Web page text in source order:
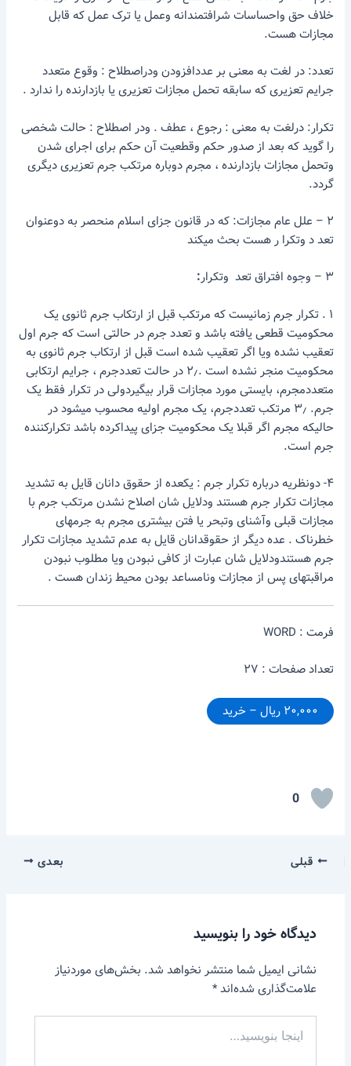
خلاف حق واحساسات شرافتمندانه وعمل یا ترک عمل که قابل
مجازات هست.
تعدد: در لغت به معنی بر عددافزودن ودراصطلاح : وقوع متعدد
جرایم تعزیری که سابقه تحمل مجازات تعزیری یا بازدارنده را ندارد .
تکرار: درلغت به معنی : رجوع ، عطف . ودر اصطلاح : حالت شخصی
را گوید که بعد از صدور حکم وقطعیت آن حکم برای اجرای شدن
وتحمل مجازات بازدارنده ، مجرم دوباره مرتکب جرم تعزیری دیگری
گردد.
۲ – علل عام مجازات: که در قانون جزای اسلام منحصر به دوعنوان
تعد د وتکرا ر هست بحث میکند
۳ – وجوه افتراق تعد وتکرار :
۱ . تکرار جرم زمانیست که مرتکب قبل از ارتکاب جرم ثانوی یک
محکومیت قطعی یافته باشد و تعدد جرم در حالتی است که جرم اول
تعقیب نشده ویا اگر تعقیب شده است قبل از ارتکاب جرم ثانوی به
محکومیت منجر نشده است .۲٫ در حالت تعددجرم ، جرایم ارتکابی
متعددمجرم، بایستی مورد مجازات قرار بیگیردولی در تکرار فقط یک
جرم. ۳٫ مرتکب تعددجرم، یک مجرم اولیه محسوب میشود در
حالیکه مجرم اگر قبلا یک محکومیت جزای پیداکرده باشد تکرارکننده
جرم است.
۴- دونظریه درباره تکرار جرم : یکعده از حقوق دانان قایل به تشدید
مجازات تکرار جرم هستند ودلایل شان اصلاح نشدن مرتکب جرم با
مجازات قبلی وآشنای وتبحر یا فتن بیشتری مجرم به جرمهای
خطرناک . عده دیگر از حقوقدانان قایل به عدم تشدید مجازات تکرار
جرم هستندودلایل شان عبارت از کافی نبودن ویا مطلوب نبودن
مراقبتهای پس از مجازات ونامساعد بودن محیط زندان هست .
فرمت : WORD
تعداد صفحات : ۲۷
۲۰,۰۰۰ ریال – خرید
0
قبلی بعدی
دیدگاه‌ خود را بنویسید
نشانی ایمیل شما منتشر نخواهد شد. بخش‌های موردنیاز
علامت‌گذاری شده‌اند*
اینجا
بنویسید…